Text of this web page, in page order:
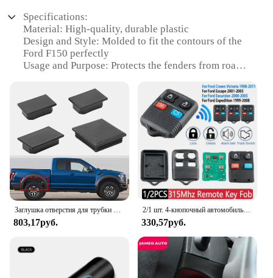
Specifications:
Material: High-quality, durable plastic
Design and Style: Molded to fit the contours of the
Ford F150 perfectly
Usage and Purpose: Protects the fenders from road
Performance and Property: Resistant to corrosion
and wear
Parts and Accessories: Comes as a set for both
driver and passenger sides
Applicable People: Ideal for Ford F150 owners
seeking to maintain their vehicle's aesthetics and
functionality
Features:
|Wholesale|Vendors|
**Unmatched Protection and Style**
The Ford F150 Fender Liners are an essential
accessory for any Ford F150 owner looking to
enhance their vehicle's protection and style. These
fender liners are not just any ordinary accessory;
Заглушка отверстия для трубки рамы для Ford F150 Raptor 2017-2021, защита от грязи и мусора, колпачок на крыло
803,17руб.
2/1 шт. 4-кнопочный автомобильный БЕСКЛЮЧЕВОЙ пульт дистанционного управления 315 МГц пульт дистанционного управления для Ford Crown Victoria Escape Explorer Focus Mustang
330,57руб.